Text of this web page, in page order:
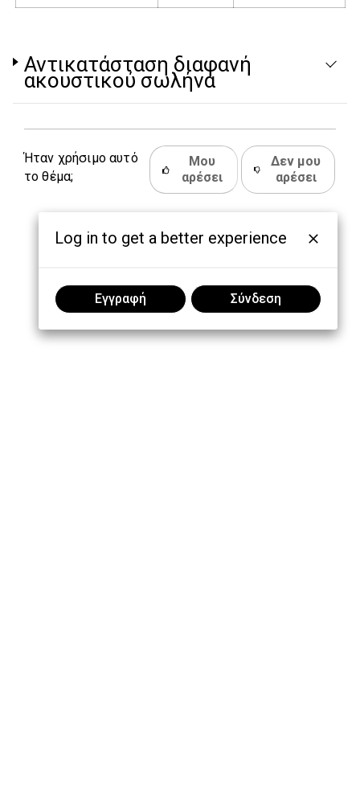
Αντικατάσταση διαφανή
ακουστικού σωλήνα
Ήταν χρήσιμο αυτό
το θέμα;
Μου
αρέσει
Δεν μου
αρέσει
Log in to get a better experience
Εγγραφή Σύνδεση